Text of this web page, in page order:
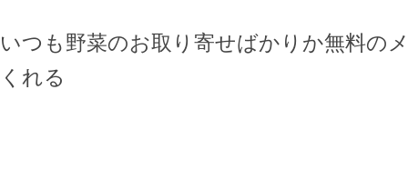
いつも野菜のお取り寄せばかりか無料の
くれる